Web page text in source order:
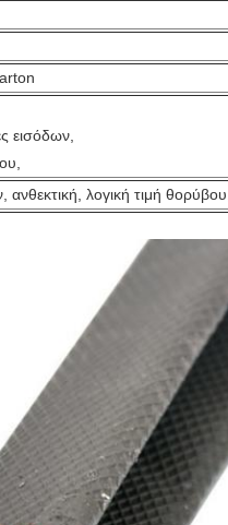
εισόδων,
λογική τιμή